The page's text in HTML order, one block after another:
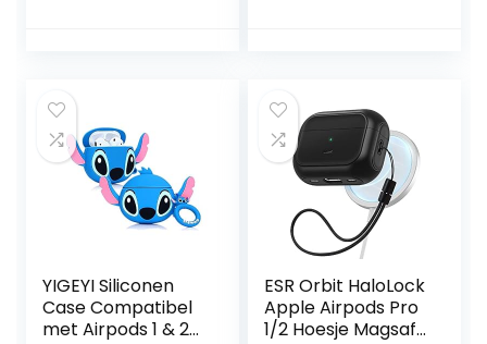
duurzaam
gemaakt, Groen
valbescherming,
magnetisch
deksel, hoesje voor
AirPods Pro 2,
YIGEYI Siliconen
Case Compatibel
met Airpods 1 & 2
ESR Orbit HaloLock
Apple Airpods Pro
1/2 Hoesje Magsafe